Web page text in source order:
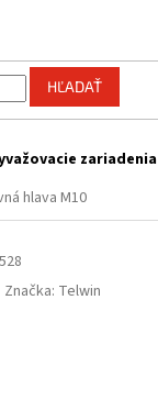
HĽADAŤ
zariadenia
hlava M10
Značka: Telwin